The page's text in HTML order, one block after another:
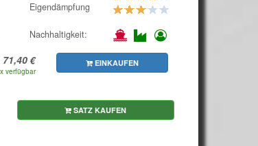
Eigendämpfung
Nachhaltigkeit:
verfügbar
EINKAUFEN
SATZ KAUFEN